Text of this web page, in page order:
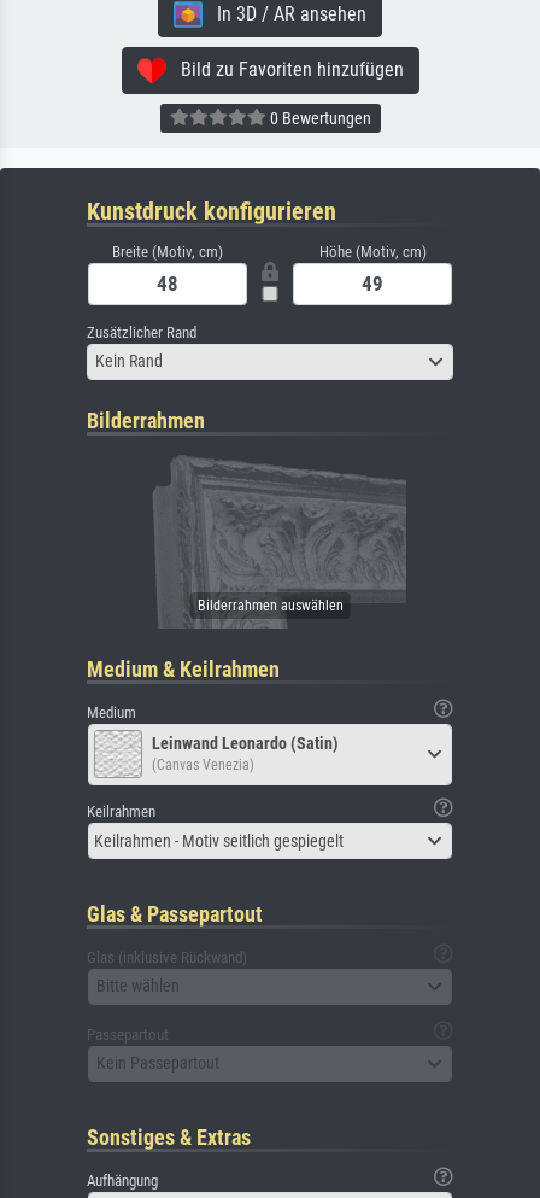
In 3D / AR ansehen
Bild zu Favoriten hinzufügen
0 Bewertungen
Kunstdruck konfigurieren
Breite (Motiv, cm) Höhe (Motiv, cm)
Zusätzlicher Rand
Kein Rand
Bilderrahmen
Medium & Keilrahmen
Medium
Leinwand Leonardo (Satin)
(Canvas Venezia)
Keilrahmen
Keilrahmen - Motiv seitlich gespiegelt
Glas & Passepartout
Glas (inklusive Rückwand)
Bitte wählen
Passepartout
Kein Passepartout
Sonstiges & Extras
Aufhängung